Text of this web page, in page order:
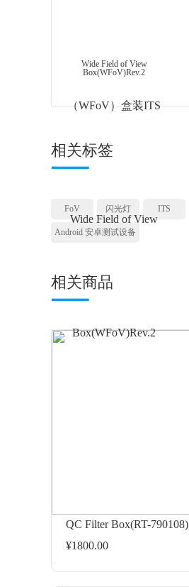
Wide Field of View
Box(WFoV)Rev.2
相关标签
FoV 闪光灯 ITS
Android 安卓测试设备
相关商品
QC Filter Box(RT-790108)
¥1800.00